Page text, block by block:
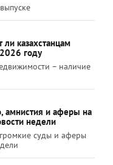
ли казахстанцам
году
– наличие
амнистия и аферы на
недели
суды и аферы